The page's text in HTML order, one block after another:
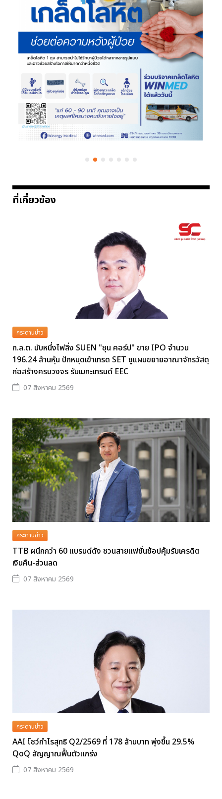
ที่เกี่ยวข้อง
กระดานข่าว
ก.ล.ต. นับหนึ่งไฟลิ่ง SUEN "ซุน คอร์ป" ขาย IPO จำนวน
196.24 ล้านหุ้น ปักหมุดเข้าเทรด SET ชูแผนขยายอาณาจักรวัสดุ
ก่อสร้างครบวงจร รับเมกะเทรนด์ EEC
07 สิงหาคม 2569
กระดานข่าว
TTB ผนึกกว่า 60 แบรนด์ดัง ชวนสายแฟชั่นช้อปคุ้มรับเครดิต
เงินคืน-ส่วนลด
07 สิงหาคม 2569
กระดานข่าว
AAI โชว์กำไรสุทธิ Q2/2569 ที่ 178 ล้านบาท พุ่งขึ้น 29.5%
QoQ สัญญาณฟื้นตัวแกร่ง
07 สิงหาคม 2569